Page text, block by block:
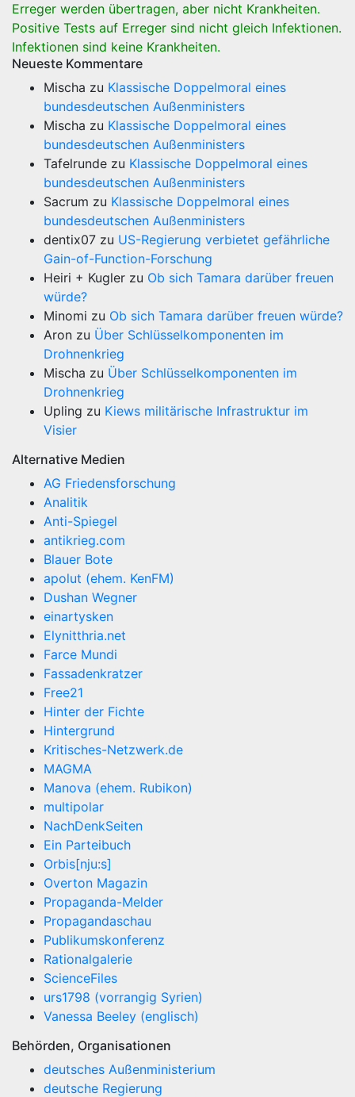
Erreger werden übertragen, aber nicht Krankheiten.
Positive Tests auf Erreger sind nicht gleich Infektionen.
Infektionen sind keine Krankheiten.
Neueste Kommentare
Mischa zu Klassische Doppelmoral eines
bundesdeutschen Außenministers
Mischa zu Klassische Doppelmoral eines
bundesdeutschen Außenministers
Tafelrunde zu Klassische Doppelmoral eines
bundesdeutschen Außenministers
Sacrum zu Klassische Doppelmoral eines
bundesdeutschen Außenministers
dentix07 zu US-Regierung verbietet gefährliche
Gain-of-Function-Forschung
Heiri + Kugler zu Ob sich Tamara darüber freuen
würde?
Minomi zu Ob sich Tamara darüber freuen würde?
Aron zu Über Schlüsselkomponenten im
Drohnenkrieg
Mischa zu Über Schlüsselkomponenten im
Drohnenkrieg
Upling zu Kiews militärische Infrastruktur im
Visier
Alternative Medien
AG Friedensforschung
Analitik
Anti-Spiegel
antikrieg.com
Blauer Bote
apolut (ehem. KenFM)
Dushan Wegner
einartysken
Elynitthria.net
Farce Mundi
Fassadenkratzer
Free21
Hinter der Fichte
Hintergrund
Kritisches-Netzwerk.de
MAGMA
Manova (ehem. Rubikon)
multipolar
NachDenkSeiten
Ein Parteibuch
Orbis[nju:s]
Overton Magazin
Propaganda-Melder
Propagandaschau
Publikumskonferenz
Rationalgalerie
ScienceFiles
urs1798 (vorrangig Syrien)
Vanessa Beeley (englisch)
Behörden, Organisationen
deutsches Außenministerium
deutsche Regierung